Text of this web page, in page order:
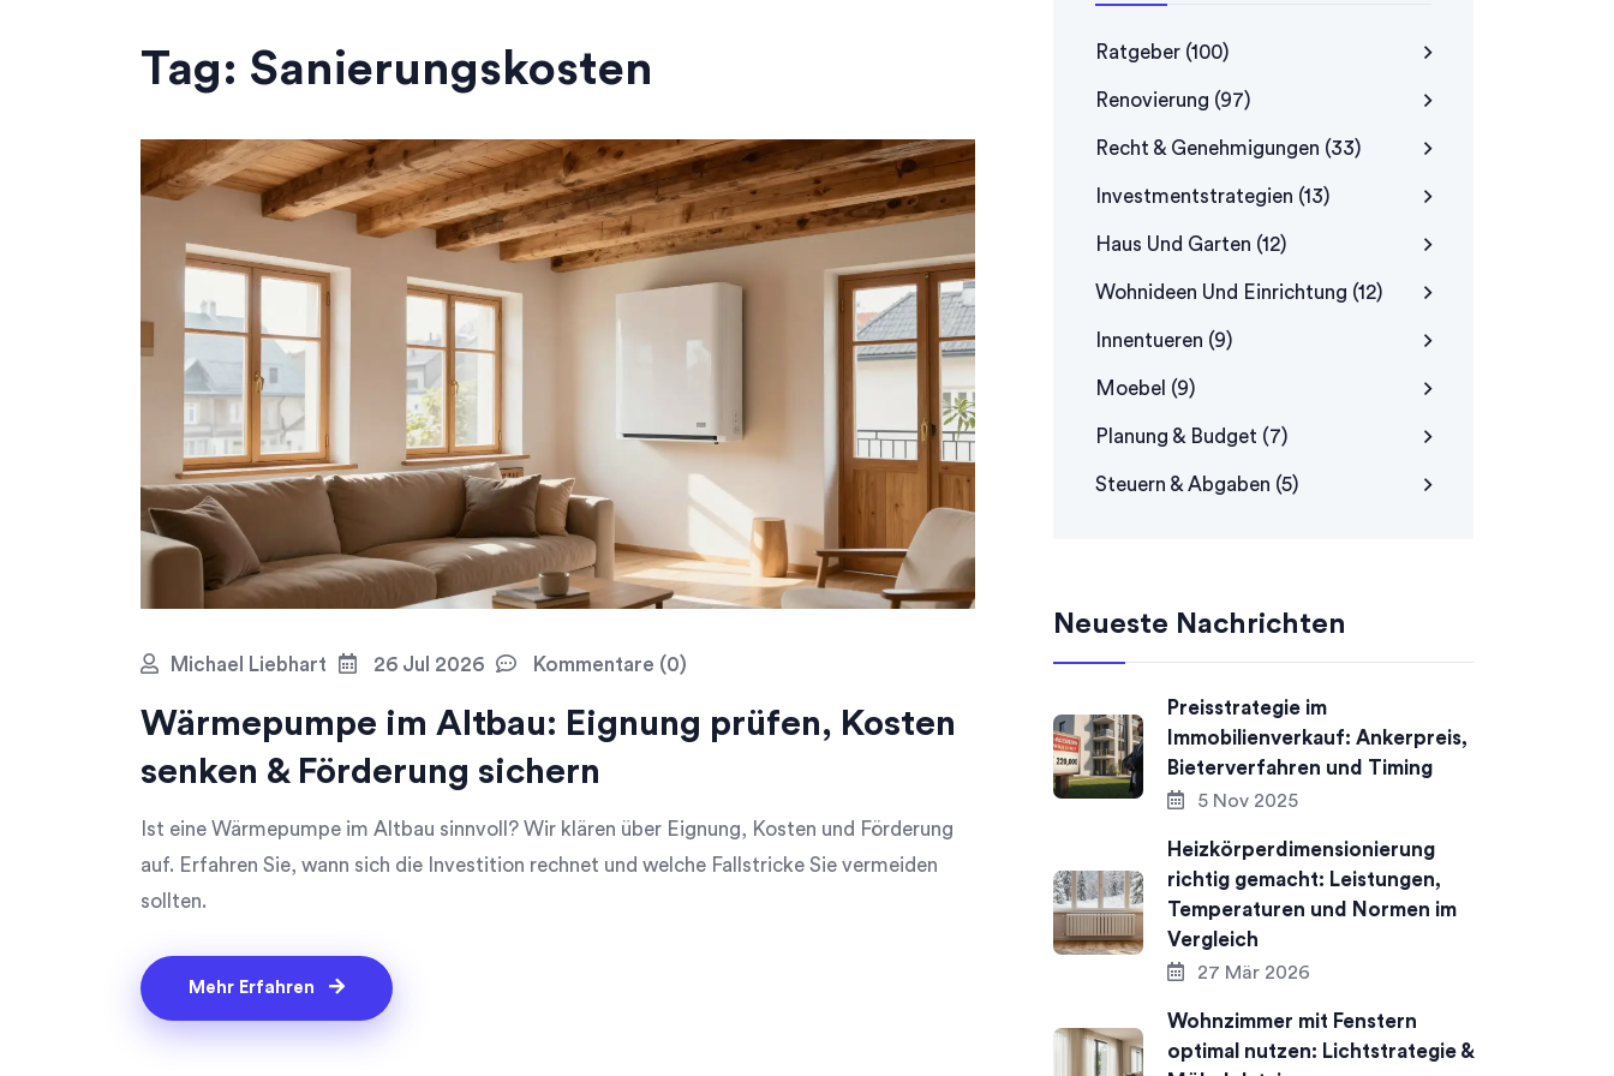
Tag: Sanierungskosten
Michael Liebhart 26 Jul 2026 Kommentare (0)
Wärmepumpe im Altbau: Eignung prüfen, Kosten
senken & Förderung sichern
Ist eine Wärmepumpe im Altbau sinnvoll? Wir klären über Eignung, Kosten und Förderung
auf. Erfahren Sie, wann sich die Investition rechnet und welche Fallstricke Sie vermeiden
sollten.
Mehr Erfahren
Ratgeber (100)
Renovierung (97)
Recht & Genehmigungen (33)
Investmentstrategien (13)
Haus Und Garten (12)
Wohnideen Und Einrichtung (12)
Innentueren (9)
Moebel (9)
Planung & Budget (7)
Steuern & Abgaben (5)
Neueste Nachrichten
Preisstrategie im
Immobilienverkauf: Ankerpreis,
Bieterverfahren und Timing
5 Nov 2025
Heizkörperdimensionierung
richtig gemacht: Leistungen,
Temperaturen und Normen im
Vergleich
27 Mär 2026
Wohnzimmer mit Fenstern
optimal nutzen: Lichtstrategie &